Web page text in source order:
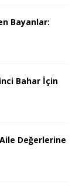
Bayanlar:
Bahar İçin
Değerlerine